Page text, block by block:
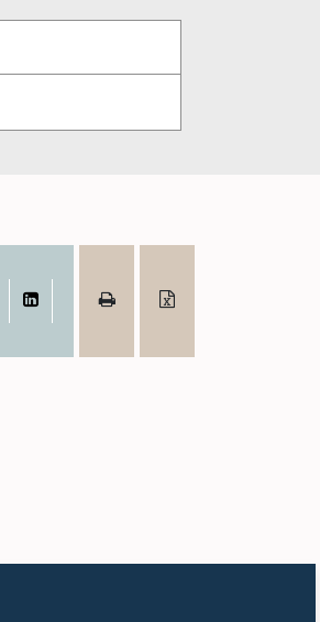
WhatsAppLinkedIn